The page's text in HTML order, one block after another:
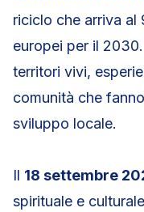
riciclo che arriva
europei per il
territori vivi,
comunità che
sviluppo locale.
Il 18 settembre
spirituale e